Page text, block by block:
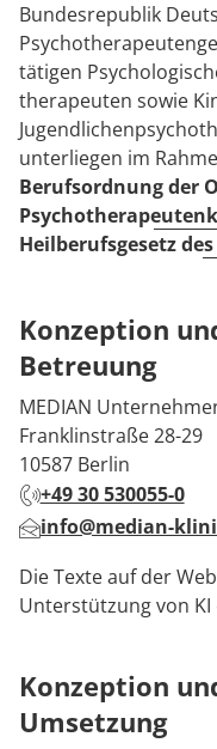
Bundesrepublik
tätigen
therapeuten sowie
unterliegen im
Berufsordnung der
Heilberufsgesetz
Konzeption
Betreuung
MEDIAN
Franklinstraße 28-29
10587 Berlin
+49 30 530055-0
info@median-
Die Texte auf der
Unterstützung von KI
Konzeption
Umsetzung